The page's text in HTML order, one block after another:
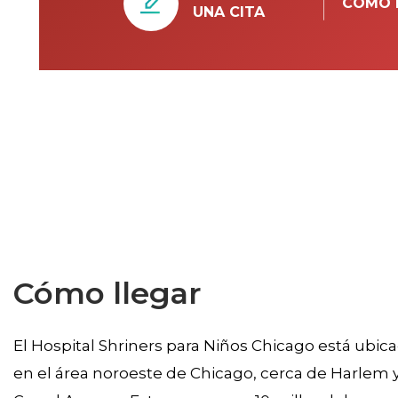
UNA CITA
CÓMO
Cómo llegar
El Hospital Shriners para Niños Chicago está
en el área noroeste de Chicago, cerca de Harlem